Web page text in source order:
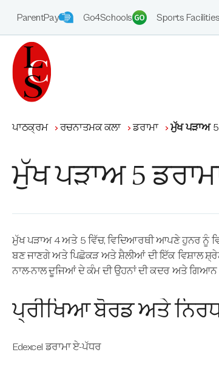
ParentPay Go4Schools Sports Facilities
ਪਾਠਕ੍ਰਮ ਰਚਨਾਤਮਕ ਕਲਾ ਡਰਾਮਾ ਮੁੱਖ ਪੜਾਅ 5
ਮੁੱਖ ਪੜਾਅ 5
ਮੁੱਖ ਪੜਾਅ 4 ਅਤੇ 5 ਵਿੱਚ, ਵਿਦਿਆਰਥੀ ਆਪਣੇ ਹੁਨਰ ਨੂੰ
ਬਣ ਜਾਣਗੇ ਅਤੇ ਪਿਛੋਕੜ ਅਤੇ ਸ਼ੈਲੀਆਂ ਦੀ ਇੱਕ ਵਿਸ਼ਾਲ
ਨਾਲ-ਨਾਲ ਦੂਜਿਆਂ ਦੇ ਕੰਮ ਦੀ ਉਹਨਾਂ ਦੀ ਕਦਰ ਅਤੇ
ਪ੍ਰੀਖਿਆ ਬੋਰਡ ਅਤੇ
Edexcel ਡਰਾਮਾ ਏ-ਪੱਧਰ